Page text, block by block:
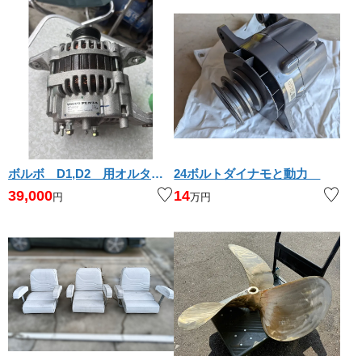
ボルボ D1,D2 用オルタネーター
39,000円
24ボルトダイナモと動力
14万円